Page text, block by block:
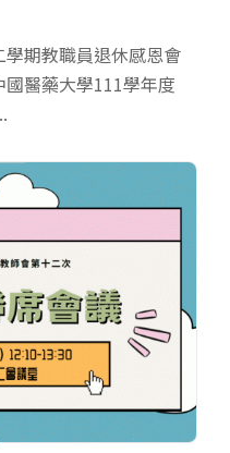
期教職員退休感恩會
醫藥大學111學年度